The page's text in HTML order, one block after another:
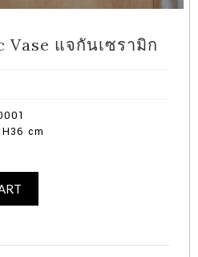
Vase แจกันเซรามิก
cm